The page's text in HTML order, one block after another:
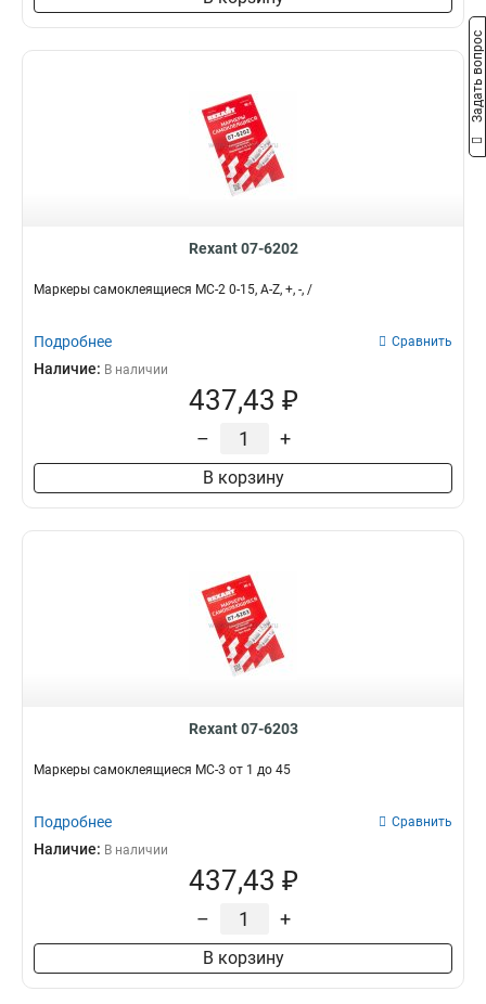
Rexant 07-6202
Маркеры самоклеящиеся МС-2 0-15, A-Z, +, -, /
Подробнее Сравнить
Наличие: В наличии
437,43 ₽
– +
В корзину
Rexant 07-6203
Маркеры самоклеящиеся МС-3 от 1 до 45
Подробнее Сравнить
Наличие: В наличии
437,43 ₽
– +
В корзину
Задать вопрос